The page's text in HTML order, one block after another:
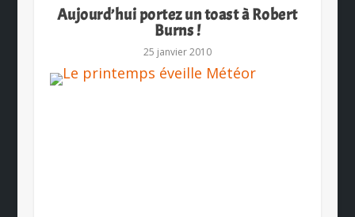
Aujourd’hui portez un toast à Robert
Burns !
25 janvier 2010